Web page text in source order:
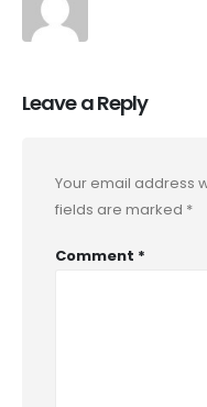
Leave a Reply
Your email address
fields are marked *
Comment *